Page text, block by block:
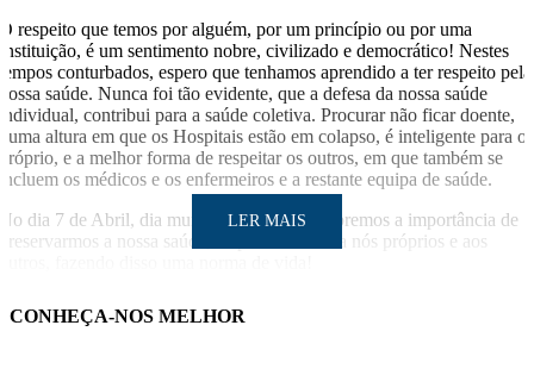
O respeito que temos por alguém, por um princípio ou por uma
Instituição, é um sentimento nobre, civilizado e democrático! Nestes
tempos conturbados, espero que tenhamos aprendido a ter respeito pela
nossa saúde. Nunca foi tão evidente, que a defesa da nossa saúde
individual, contribui para a saúde coletiva. Procurar não ficar doente,
numa altura em que os Hospitais estão em colapso, é inteligente para o
próprio, e a melhor forma de respeitar os outros, em que também se
incluem os médicos e os enfermeiros e a restante equipa de saúde.
No dia 7 de Abril, dia mundial da saúde, lembremos a importância de
preservarmos a nossa saúde, respeitando-nos a nós próprios e aos
LER MAIS
LER MAIS
CONHEÇA-NOS MELHOR